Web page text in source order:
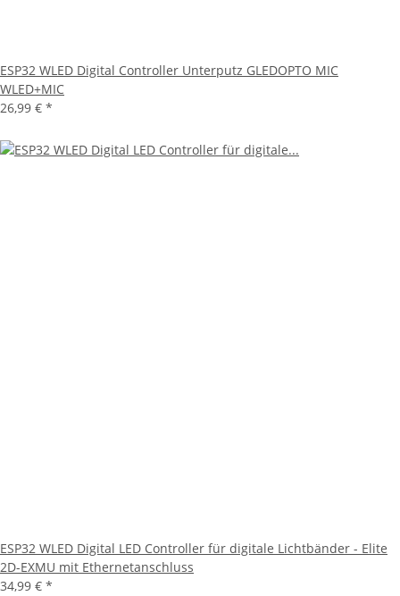
ESP32 WLED Digital Controller Unterputz GLEDOPTO MIC
WLED+MIC
26,99 € *
ESP32 WLED Digital LED Controller für digitale Lichtbänder - Elite
2D-EXMU mit Ethernetanschluss
34,99 € *